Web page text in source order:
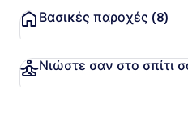
Βασικές παροχές (8)
Νιώστε σαν στο σπίτι